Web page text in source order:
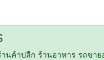
นค้าปลีก ร้านอาหาร รถขา